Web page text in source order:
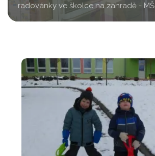
radovánky ve školce na zahradě - MŠ